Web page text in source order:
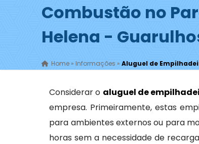
Combustão no
Helena -
Home »Informações »Aluguel de
Considerar o aluguel de
empresa. Primeiramente, estas
para ambientes externos ou para
horas sem a necessidade de